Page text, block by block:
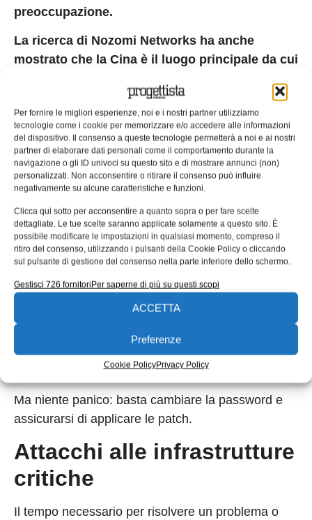
Per fornire le migliori esperienze, noi e i nostri partner utilizziamo
tecnologie come i cookie per memorizzare e/o accedere alle informazioni
del dispositivo. Il consenso a queste tecnologie permetterà a noi e ai nostri
partner di elaborare dati personali come il comportamento durante la
navigazione o gli ID univoci su questo sito e di mostrare annunci (non)
personalizzati. Non acconsentire o ritirare il consenso può influire
negativamente su alcune caratteristiche e funzioni.
Clicca qui sotto per acconsentire a quanto sopra o per fare scelte
dettagliate. Le tue scelte saranno applicate solamente a questo sito. È
possibile modificare le impostazioni in qualsiasi momento, compreso il
ritiro del consenso, utilizzando i pulsanti della Cookie Policy o cliccando
sul pulsante di gestione del consenso nella parte inferiore dello schermo.
Gestisci 726 fornitoriPer saperne di più su questi scopi
ACCETTA
Preferenze
Cookie PolicyPrivacy Policy
preoccupazione.
La ricerca di Nozomi Networks ha anche
mostrato che la Cina è il luogo principale da cui
Uniti e Corea del Sud. Ciò non significa che gli
attori delle minacce provengano necessariamente
da questi luoghi, ma solo che è qui che si trova la
maggior parte dei dispositivi compromessi. Più nel
dettaglio, potrebbe significare che l’attore delle
minacce sta sfruttando un dispositivo
compromesso che si trova in quel Paese, o anche
che alcuni di questi luoghi non hanno politiche di
sicurezza valide, e che quindi questi dispositivi
potrebbero essere più vulnerabili alla
compromissione rispetto ad altri luoghi.
Per quanto riguarda la sicurezza dell’IoT, le
organizzazioni dovrebbero essere più attente,
perché gli attacchi botnet sono sicuramente
destinati a intensificarsi.
Ma niente panico: basta cambiare la password e
assicurarsi di applicare le patch.
Attacchi alle infrastrutture
critiche
Il tempo necessario per risolvere un problema o